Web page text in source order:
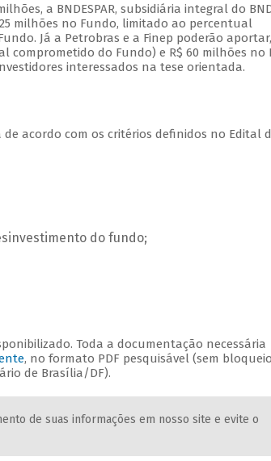
a BNDESPAR, subsidiária integral do
milhões no Fundo, limitado ao percentual
Já a Petrobras e a Finep poderão aportar,
comprometido do Fundo) e R$ 60 milhões no
interessados na tese orientada.
acordo com os critérios definidos no Edital
do fundo;
Toda a documentação necessária
, no formato PDF pesquisável (sem
de Brasília/DF).
de suas informações em nosso site e evite o